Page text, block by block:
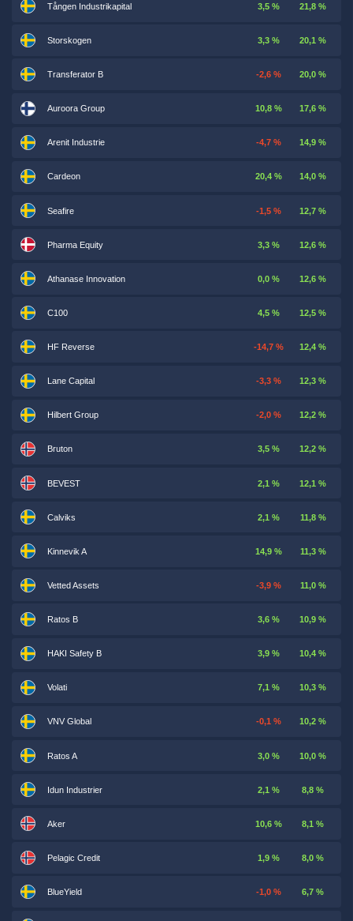
Tången Industrikapital 3,5 % 21,8 %
Storskogen 3,3 % 20,1 %
Transferator B -2,6 % 20,0 %
Auroora Group 10,8 % 17,6 %
Arenit Industrie -4,7 % 14,9 %
Cardeon 20,4 % 14,0 %
Seafire -1,5 % 12,7 %
Pharma Equity 3,3 % 12,6 %
Athanase Innovation 0,0 % 12,6 %
C100 4,5 % 12,5 %
HF Reverse -14,7 % 12,4 %
Lane Capital -3,3 % 12,3 %
Hilbert Group -2,0 % 12,2 %
Bruton 3,5 % 12,2 %
BEVEST 2,1 % 12,1 %
Calviks 2,1 % 11,8 %
Kinnevik A 14,9 % 11,3 %
Vetted Assets -3,9 % 11,0 %
Ratos B 3,6 % 10,9 %
HAKI Safety B 3,9 % 10,4 %
Volati 7,1 % 10,3 %
VNV Global -0,1 % 10,2 %
Ratos A 3,0 % 10,0 %
Idun Industrier 2,1 % 8,8 %
Aker 10,6 % 8,1 %
Pelagic Credit 1,9 % 8,0 %
BlueYield -1,0 % 6,7 %